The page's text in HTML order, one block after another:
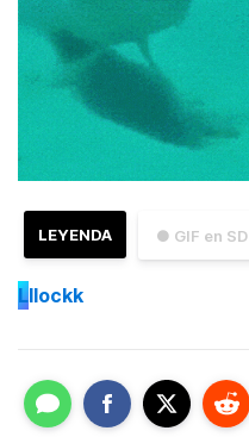
● GIF en SD
LEYENDA
Lllockk